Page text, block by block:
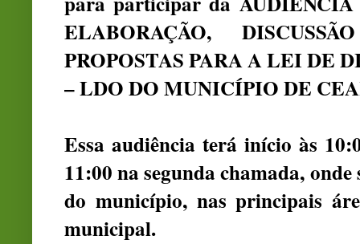
ELABORAÇÃO,
PROPOSTAS PARA A LEI DE
– LDO DO MUNICÍPIO DE
Essa audiência terá início às
11:00 na segunda chamada,
do município, nas principais
municipal.